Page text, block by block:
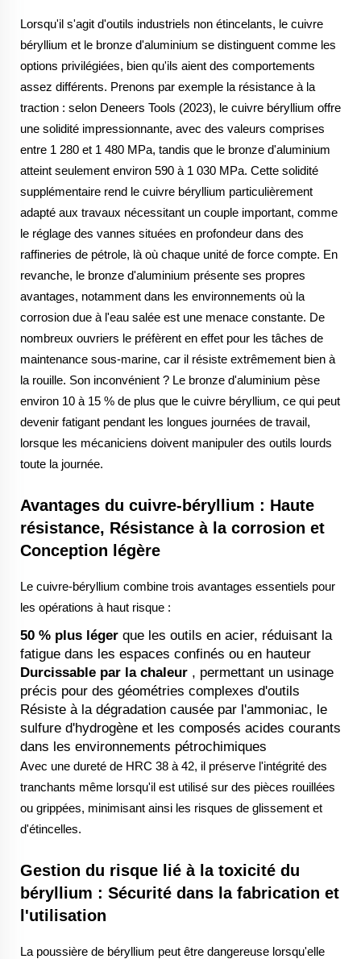
Lorsqu'il s'agit d'outils industriels non étincelants, le cuivre
béryllium et le bronze d'aluminium se distinguent comme les
options privilégiées, bien qu'ils aient des comportements
assez différents. Prenons par exemple la résistance à la
traction : selon Deneers Tools (2023), le cuivre béryllium offre
une solidité impressionnante, avec des valeurs comprises
entre 1 280 et 1 480 MPa, tandis que le bronze d'aluminium
atteint seulement environ 590 à 1 030 MPa. Cette solidité
supplémentaire rend le cuivre béryllium particulièrement
adapté aux travaux nécessitant un couple important, comme
le réglage des vannes situées en profondeur dans des
raffineries de pétrole, là où chaque unité de force compte. En
revanche, le bronze d'aluminium présente ses propres
avantages, notamment dans les environnements où la
corrosion due à l'eau salée est une menace constante. De
nombreux ouvriers le préfèrent en effet pour les tâches de
maintenance sous-marine, car il résiste extrêmement bien à
la rouille. Son inconvénient ? Le bronze d'aluminium pèse
environ 10 à 15 % de plus que le cuivre béryllium, ce qui peut
devenir fatigant pendant les longues journées de travail,
lorsque les mécaniciens doivent manipuler des outils lourds
toute la journée.
Avantages du cuivre-béryllium : Haute
résistance, Résistance à la corrosion et
Conception légère
Le cuivre-béryllium combine trois avantages essentiels pour
les opérations à haut risque :
50 % plus léger que les outils en acier, réduisant la
fatigue dans les espaces confinés ou en hauteur
Durcissable par la chaleur , permettant un usinage
précis pour des géométries complexes d'outils
Résiste à la dégradation causée par l'ammoniac, le
sulfure d'hydrogène et les composés acides courants
dans les environnements pétrochimiques
Avec une dureté de HRC 38 à 42, il préserve l'intégrité des
tranchants même lorsqu'il est utilisé sur des pièces rouillées
ou grippées, minimisant ainsi les risques de glissement et
d'étincelles.
Gestion du risque lié à la toxicité du
béryllium : Sécurité dans la fabrication et
l'utilisation
La poussière de béryllium peut être dangereuse lorsqu'elle